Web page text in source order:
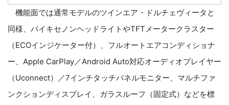
機能面では通常モデルのツインエア・ドルチェヴィータと
同様、バイキセノンヘッドライトやTFTメータークラスター
（ECOインジケーター付）、フルオートエアコンディショナ
ー、Apple CarPlay／Android Auto対応オーディオプレイヤー
（Uconnect）／7インチタッチパネルモニター、マルチファ
ンクションディスプレイ、ガラスルーフ（固定式）などを標